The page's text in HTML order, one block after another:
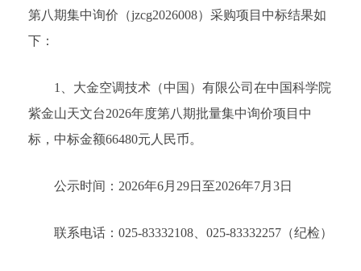
第八期集中询价（jzcg2026008）采购项目中标结果如
下：
1、大金空调技术（中国）有限公司在中国科学院
紫金山天文台2026年度第八期批量集中询价项目中
标，中标金额66480元人民币。
公示时间：2026年6月29日至2026年7月3日
联系电话：025-83332108、025-83332257（纪检）